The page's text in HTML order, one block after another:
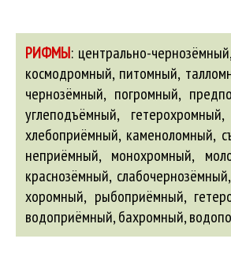
РИФМЫ: центрально-
космодромный, питомный,
чернозёмный, погромный,
углеподъёмный,
хлебоприёмный, каменоломный,
неприёмный, монохромный,
краснозёмный,
хоромный, рыбоприёмный,
водоприёмный,бахромный,